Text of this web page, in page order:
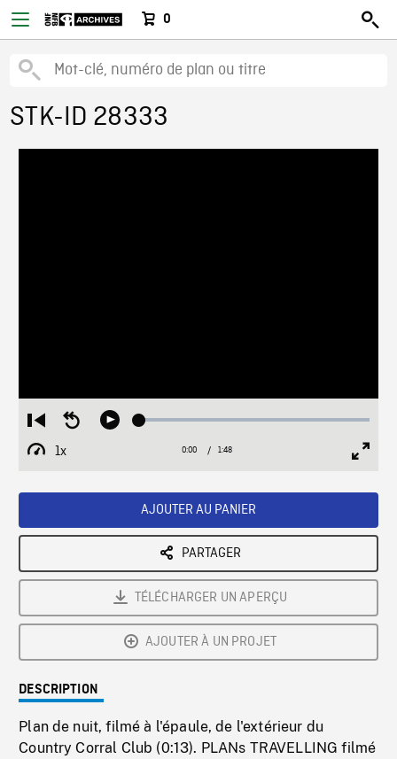
0
STK-ID 28333
Restart
from
beginning
Seek
Play Loaded:
1x
Playback
Current
0:00 / Duration
1:48
AJOUTER AU PANIER
PARTAGER
TÉLÉCHARGER UN APERÇU
AJOUTER À UN PROJET
DESCRIPTION
Plan de nuit, filmé à l'épaule, de l'extérieur du
Country Corral Club (0:13). PLANs TRAVELLING filmé